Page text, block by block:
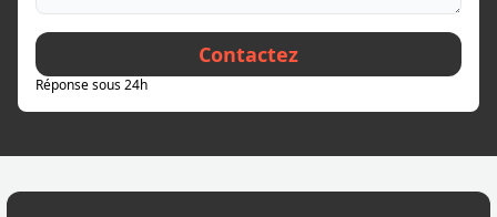
Contactez
Réponse sous 24h